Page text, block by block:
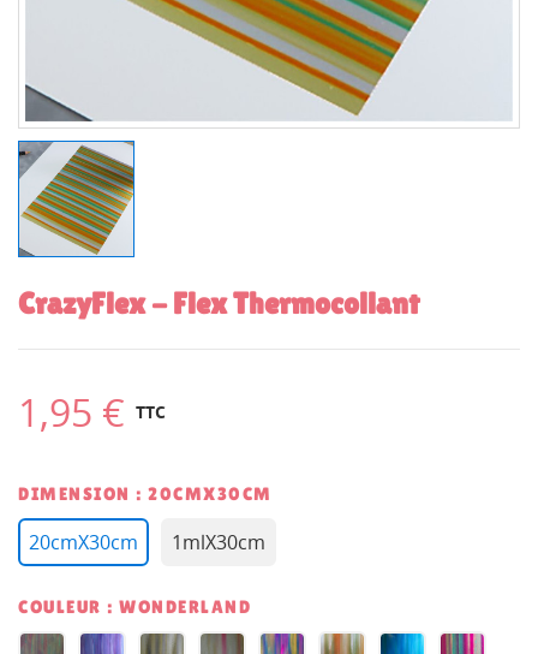
CrazyFlex - Flex Thermocollant
1,95 € TTC
DIMENSION : 20CMX30CM
20cmX30cm 1mlX30cm
COULEUR : WONDERLAND